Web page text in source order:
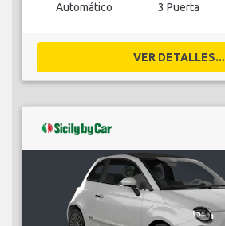
Automático 3 Puerta
VER DETALLES...